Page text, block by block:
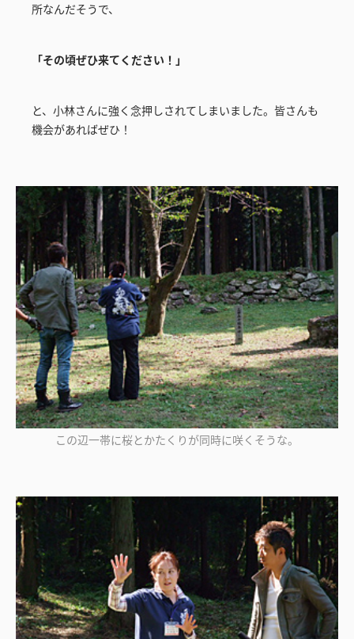
所なんだそうで、
「その頃ぜひ来てください！」
と、小林さんに強く念押しされてしまいました。皆さんも
機会があればぜひ！
この辺一帯に桜とかたくりが同時に咲くそうな。